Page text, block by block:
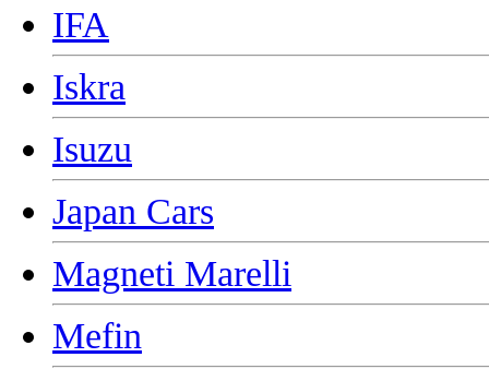
IFA
Iskra
Isuzu
Japan Cars
Magneti Marelli
Mefin